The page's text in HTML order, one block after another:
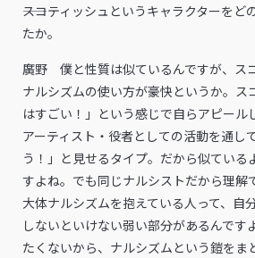
――スコティッシュというキャラクターを
たか。
廣野 僕と性質は似ているんですが、ス
ナルシズムの使い方が豪快というか。ス
はすごい！」という感じで自らアピール
アーティスト・役者としての活動を通し
う！」と見せるタイプ。だから似ている
すよね。でも同じナルシストだから理解
大体ナルシズムを抱えている人って、自
しないといけない弱い部分があるんです
たくないから、ナルシズムという鎧をま